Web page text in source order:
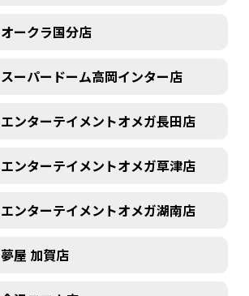
オークラ国分店
スーパードーム高岡インター店
エンターテイメントオメガ長田店
エンターテイメントオメガ草津店
エンターテイメントオメガ湖南店
夢屋 加賀店